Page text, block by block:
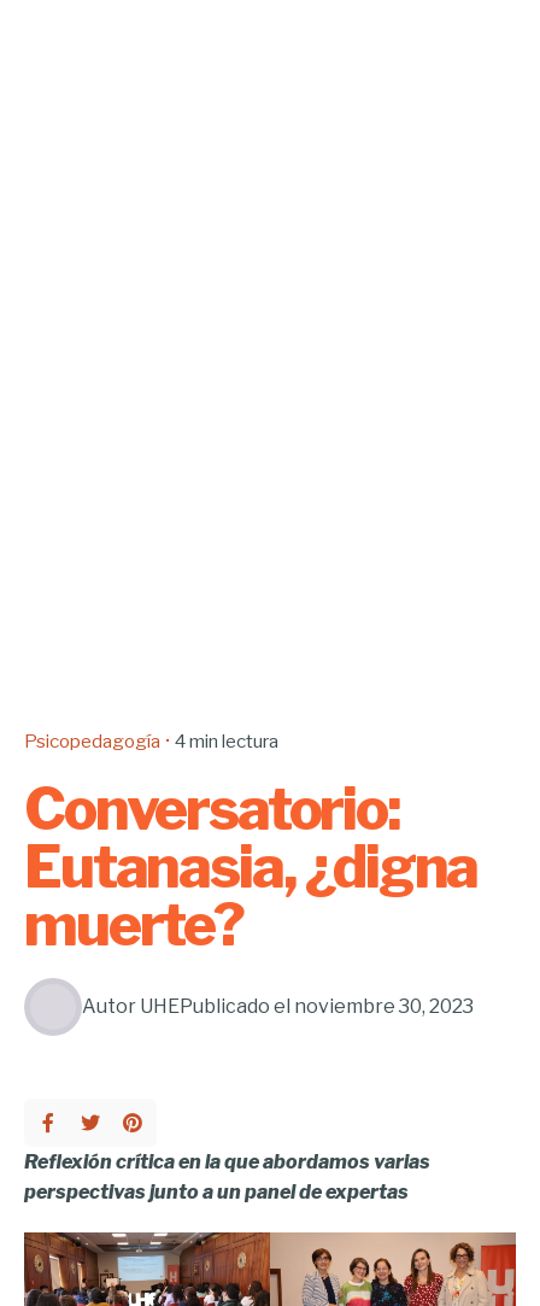
Psicopedagogía 4 min lectura
Conversatorio:
Eutanasia, ¿digna
muerte?
Autor UHEPublicado el noviembre 30, 2023
Reflexión crítica en la que abordamos varias
perspectivas junto a un panel de expertas